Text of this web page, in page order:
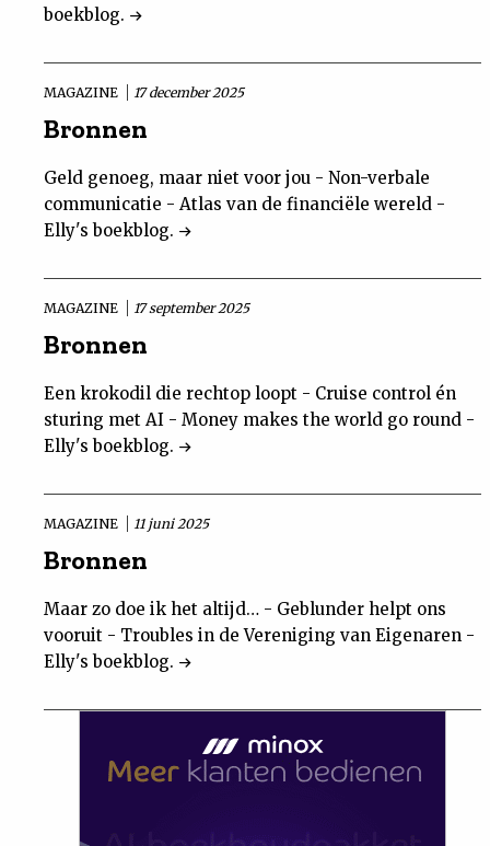
boekblog.
MAGAZINE 17 december 2025
Bronnen
Geld genoeg, maar niet voor jou - Non-verbale
communicatie - Atlas van de financiële wereld -
Elly's boekblog.
MAGAZINE 17 september 2025
Bronnen
Een krokodil die rechtop loopt - Cruise control én
sturing met AI - Money makes the world go round -
Elly's boekblog.
MAGAZINE 11 juni 2025
Bronnen
Maar zo doe ik het altijd… - Geblunder helpt ons
vooruit - Troubles in de Vereniging van Eigenaren -
Elly's boekblog.